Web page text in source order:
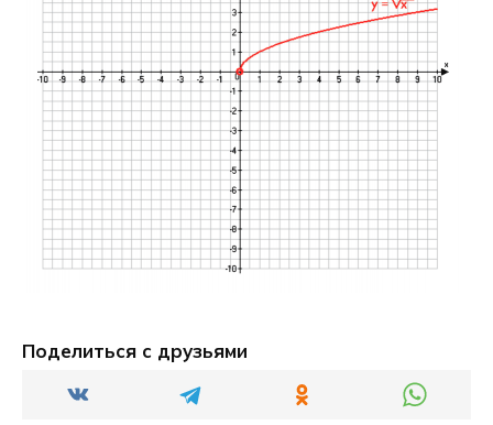
Поделиться с друзьями